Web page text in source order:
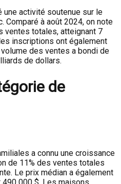
une activité soutenue sur le
Comparé à août 2024, on note
ventes totales, atteignant 7
inscriptions ont également
des ventes a bondi de
de dollars.
de
a connu une croissance
de 11% des ventes totales
Le prix médian a également